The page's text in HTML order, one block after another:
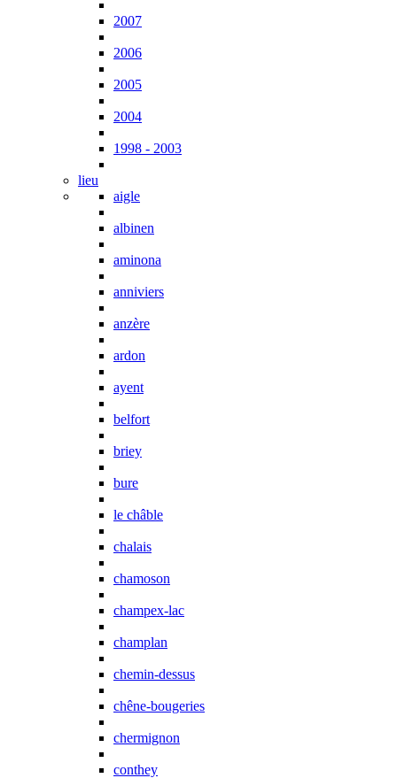
2007
2006
2005
2004
1998 - 2003
lieu
aigle
albinen
aminona
anniviers
anzère
ardon
ayent
belfort
briey
bure
le châble
chalais
chamoson
champex-lac
champlan
chemin-dessus
chêne-bougeries
chermignon
conthey